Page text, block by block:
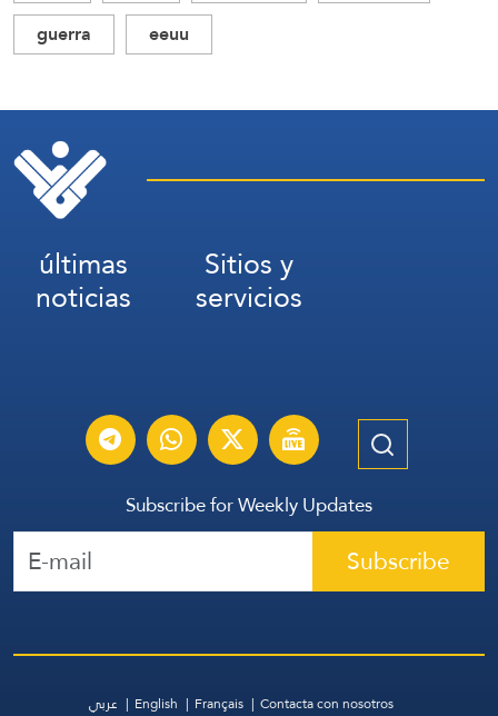
guerra
eeuu
últimas
noticias
Sitios y
servicios
Subscribe for Weekly Updates
Subscribe
عربي English Français Contacta con nosotros